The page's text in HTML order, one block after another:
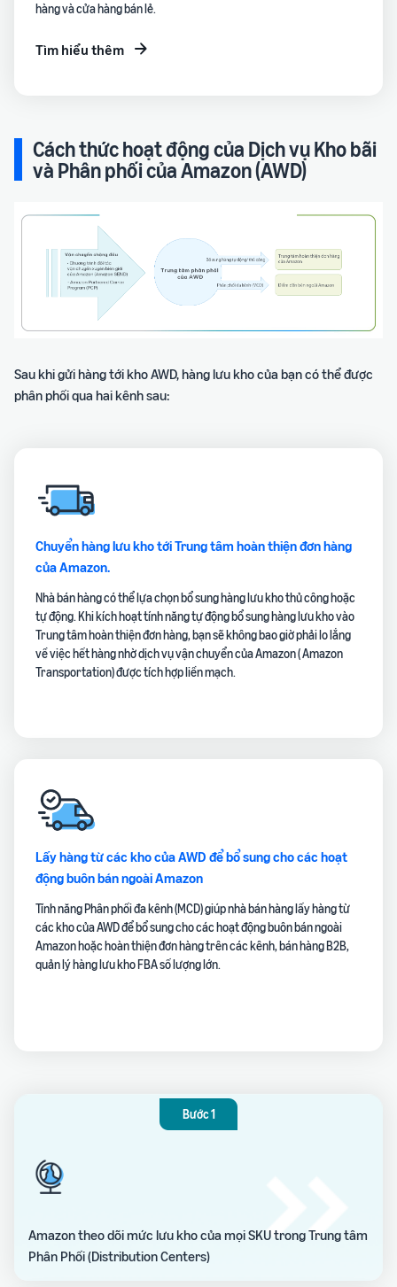
hàng và cửa hàng bán lẻ.
Tìm hiểu thêm
Cách thức hoạt động của Dịch vụ Kho bãi
và Phân phối của Amazon (AWD)
Sau khi gửi hàng tới kho AWD, hàng lưu kho của bạn có thể được
phân phối qua hai kênh sau:
Chuyển hàng lưu kho tới Trung tâm hoàn thiện đơn hàng
của Amazon.
Nhà bán hàng có thể lựa chọn bổ sung hàng lưu kho thủ công hoặc
tự động. Khi kích hoạt tính năng tự động bổ sung hàng lưu kho vào
Trung tâm hoàn thiện đơn hàng, bạn sẽ không bao giờ phải lo lắng
về việc hết hàng nhờ dịch vụ vận chuyển của Amazon ( Amazon
Transportation) được tích hợp liền mạch.
Lấy hàng từ các kho của AWD để bổ sung cho các hoạt
động buôn bán ngoài Amazon
Tính năng Phân phối đa kênh (MCD) giúp nhà bán hàng lấy hàng từ
các kho của AWD để bổ sung cho các hoạt động buôn bán ngoài
Amazon hoặc hoàn thiện đơn hàng trên các kênh, bán hàng B2B,
quản lý hàng lưu kho FBA số lượng lớn.
Bước 1
Amazon theo dõi mức lưu kho của mọi SKU trong Trung tâm
Phân Phối (Distribution Centers)